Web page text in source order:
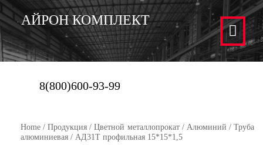
АЙРОН КОМПЛЕКТ
8(800)600-93-99
Home /Продукция /Цветной металлопрокат/ Алюминий /Труба
алюминиевая / АД31Т профильная 15*15*1,5